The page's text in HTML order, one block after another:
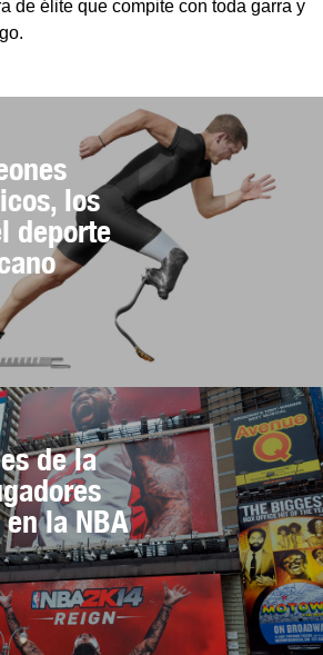
de élite que compite con toda garra y
los
deporte
de la
la NBA